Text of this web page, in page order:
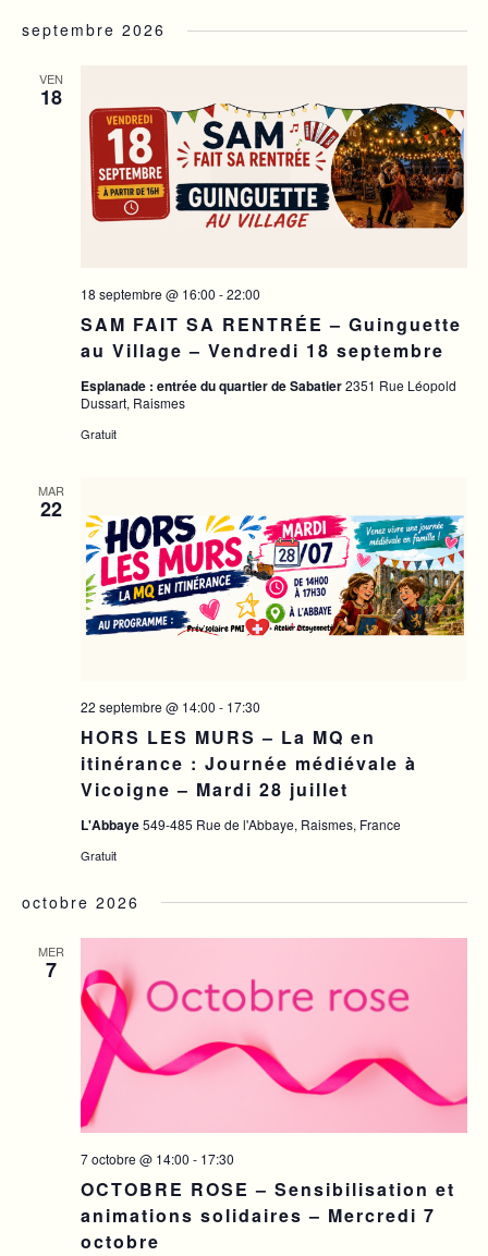
date.
septembre 2026
VEN
18
SAM FAIT SA RENTRÉE – Guinguette
au Village – Vendredi 18 septembre
18 septembre @ 16:00 -22:00
Esplanade : entrée du quartier de Sabatier2351 Rue Léopold
Dussart, Raismes
Gratuit
MAR
22
HORS LES MURS – La MQ en
itinérance : Journée médiévale à
Vicoigne – Mardi 28 juillet
22 septembre @ 14:00 - 17:30
L'Abbaye549-485 Rue de l'Abbaye, Raismes, France
Gratuit
octobre 2026
MER
7
OCTOBRE ROSE – Sensibilisation et
animations solidaires – Mercredi 7
octobre
7 octobre @ 14:00 - 17:30